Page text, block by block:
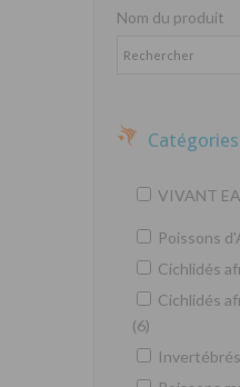
Nom du produit
Catégories
VIVANT
Poissons
Cichlidés
Cichlidés
(6)